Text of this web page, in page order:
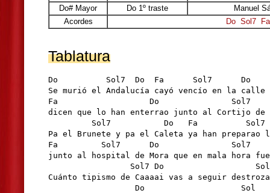
Do# Mayor
Do 1º traste
Manuel
Acordes
Do Sol7 Fa
Tablatura
Do          Sol7  Do  Fa      Sol7      Do
Se murió el Andalucía cayó vencío en la calle
Fa                   Do               Sol7
dicen que lo han enterrao junto al Cortijo de
Sol7           Do   Fa          Sol7
Pa el Brunete y pa el Caleta ya han preparao
Fa         Sol7      Do               Sol7
junto al hospital de Mora que en mala hora
Sol7 Do
Cuánto tipismo de Caaaai vas a seguir
                  Do                    Sol